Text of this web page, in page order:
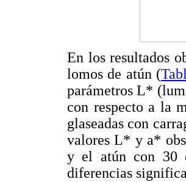
En los resultados
lomos de atún (
parámetros L*
con respecto a la
glaseadas con
valores L* y a*
y el atún con 30
diferencias